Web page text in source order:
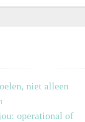
niet alleen
operational of